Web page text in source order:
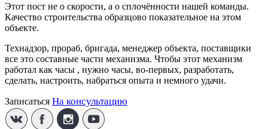
Этот пост не о скорости, а о сплочённости нашей команды.
Качество строительства образцово показательное на этом
объекте.
Технадзор, прораб, бригада, менеджер объекта, поставщики
все это составные части механизма. Чтобы этот механизм
работал как часы , нужно часы, во-первых, разработать,
сделать, настроить, набраться опыта и немного удачи.
Записаться На консультацию